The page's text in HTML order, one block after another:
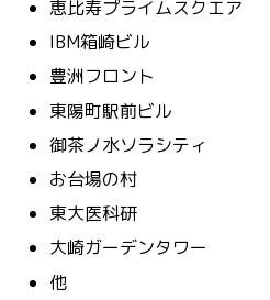
恵比寿プライムスクエア
IBM箱崎ビル
豊洲フロント
東陽町駅前ビル
御茶ノ水ソラシティ
お台場の村
東大医科研
大崎ガーデンタワー
他